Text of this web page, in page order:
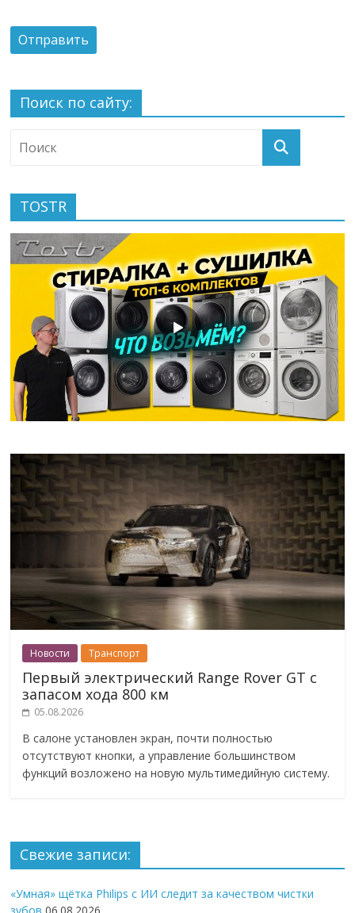
Поиск по сайту:
TOSTR
Новости Транспорт
Первый электрический Range Rover GT с
запасом хода 800 км
05.08.2026
В салоне установлен экран, почти полностью
отсутствуют кнопки, а управление большинством
функций возложено на новую мультимедийную систему.
Свежие записи:
«Умная» щётка Philips с ИИ следит за качеством чистки
зубов 06.08.2026